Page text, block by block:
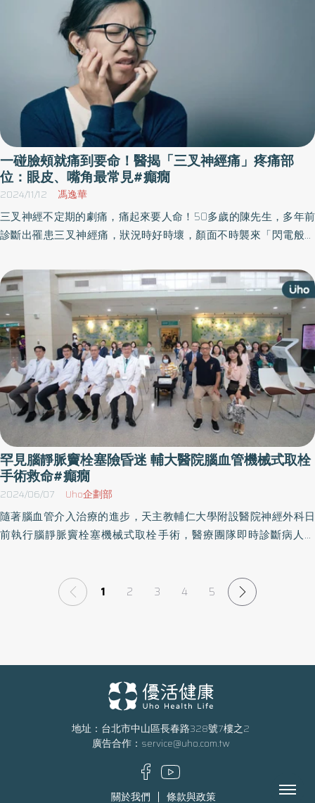
一碰臉頰就痛到要命！醫揭「三叉神經痛」疼痛部
位：眼皮、嘴角最常見#癲癇
2024/11/12 馮逸華
三叉神經不定期的劇痛，痛起來要人命！50多歲的陳先生，多年前
診斷出罹患三叉神經痛，狀況時好時壞，顏面不時襲來「閃電般」
重影響生活品質，直到2個月前至雙和醫院疼痛特別門診就醫，透過
手術治療才明顯緩解困擾許久的顏面劇痛問題。
罕見腦靜脈竇栓塞險昏迷 輔大醫院腦血管機械式取栓
手術救命#癲癇
2024/06/07 Uho企劃部
隨著腦血管介入治療的進步，天主教輔仁大學附設醫院神經外科日
前執行腦靜脈竇栓塞機械式取栓手術，醫療團隊即時診斷病人狀
新北市60歲男子一向身體健康，無三高病史，且擁有良好運動習
慣，每日慢跑5000 公尺，日前在家中如廁時突然暈厥，妻子進門後
脈竇栓塞。 個案病況在住院藥物治療期間頭痛無改善，且腦部有新
的出血，醫療團隊 緊急進行「機械式取栓」手術，利用微創導管技
術直接從腦靜脈內取出血栓，改善腦部血液回流，手術總共耗時僅
案在手術後第 4 天康復出院，1 個月後已恢復規律 慢跑。手術後 6 個
中醫師表示，腦靜脈竇栓塞非常罕見，是一種因為腦靜脈竇產生血
栓，導致腦血液回流不佳所造成的腦血管疾病 將近 9 成的患者會有
1 2 3 4 5
地址：台北市中山區長春路328號7樓之2
廣告合作： service@uho.com.tw
關於我們 條款與政策 Menu